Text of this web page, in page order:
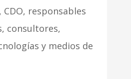
CDO, responsables
consultores,
y medios de